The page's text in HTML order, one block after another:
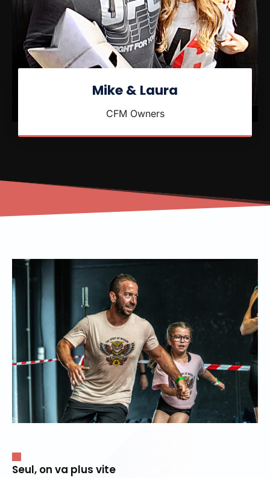
Mike & Laura
CFM Owners
Seul, on va plus vite